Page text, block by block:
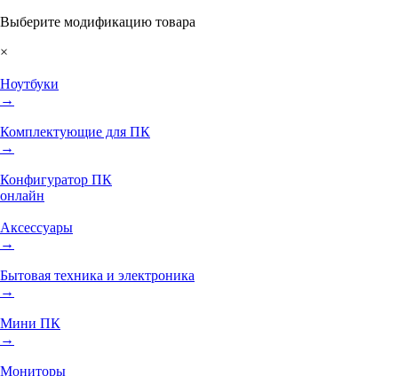
Выберите модификацию товара
×
Ноутбуки
→
Комплектующие для ПК
→
Конфигуратор ПК
онлайн
Аксессуары
→
Бытовая техника и электроника
→
Мини ПК
→
Мониторы